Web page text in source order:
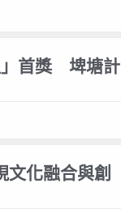
」首獎 埤塘計
文化融合與創